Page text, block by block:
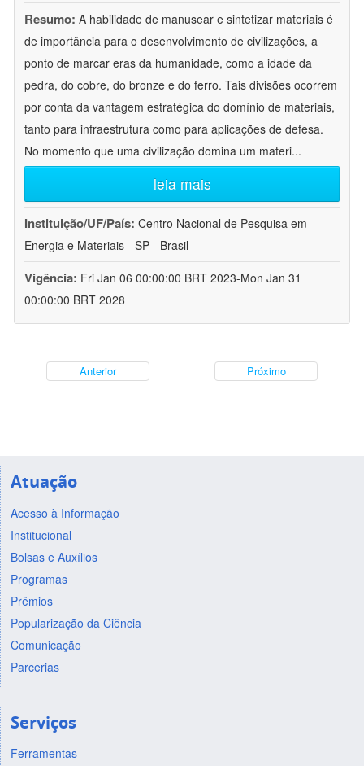
Resumo: A habilidade de manusear e sintetizar materiais é
de importância para o desenvolvimento de civilizações, a
ponto de marcar eras da humanidade, como a idade da
pedra, do cobre, do bronze e do ferro. Tais divisões ocorrem
por conta da vantagem estratégica do domínio de materiais,
tanto para infraestrutura como para aplicações de defesa.
No momento que uma civilização domina um materi...
leia mais
Instituição/UF/País: Centro Nacional de Pesquisa em
Energia e Materiais - SP - Brasil
Vigência: Fri Jan 06 00:00:00 BRT 2023-Mon Jan 31
00:00:00 BRT 2028
Anterior Próximo
Atuação
Acesso à Informação
Institucional
Bolsas e Auxílios
Programas
Prêmios
Popularização da Ciência
Comunicação
Parcerias
Serviços
Ferramentas